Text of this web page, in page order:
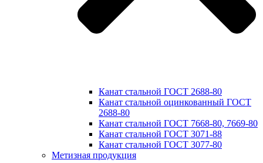
Канат стальной ГОСТ 2688-80
Канат стальной оцинкованный ГОСТ
2688-80
Канат стальной ГОСТ 7668-80, 7669-80
Канат стальной ГОСТ 3071-88
Канат стальной ГОСТ 3077-80
Метизная продукция